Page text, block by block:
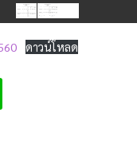
ดาวน์โหลด